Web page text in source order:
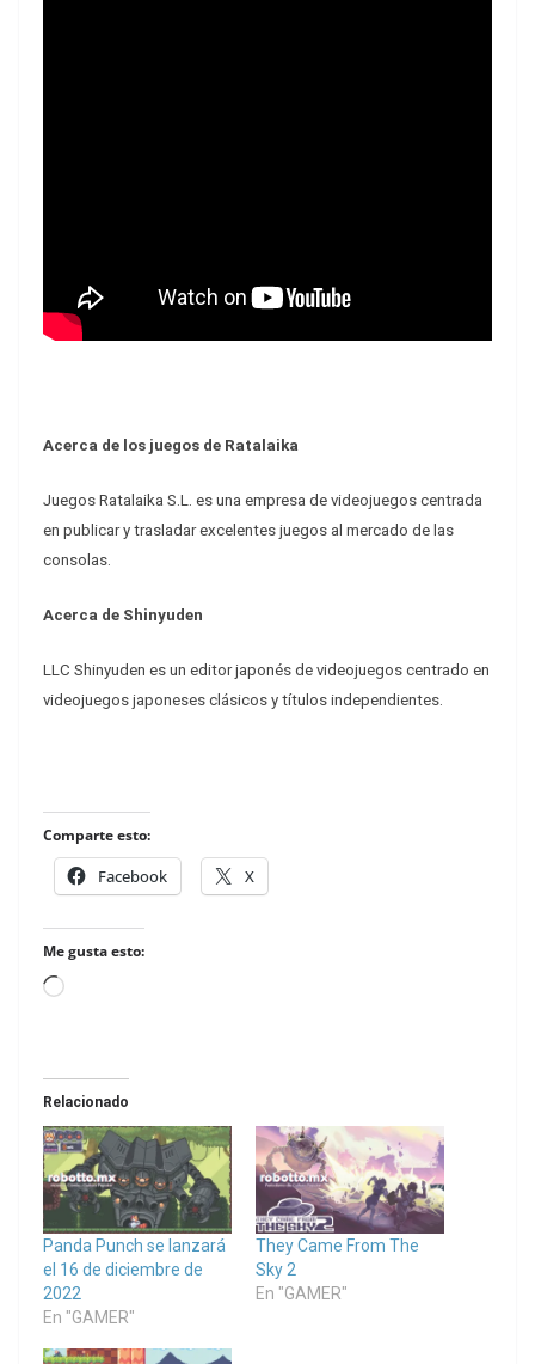
Acerca de los juegos de Ratalaika
Juegos Ratalaika S.L. es una empresa de videojuegos centrada
en publicar y trasladar excelentes juegos al mercado de las
consolas.
Acerca de Shinyuden
LLC Shinyuden es un editor japonés de videojuegos centrado en
videojuegos japoneses clásicos y títulos independientes.
Comparte esto:
Facebook X
Me gusta esto:
Loading…
Relacionado
Panda Punch se lanzará
el 16 de diciembre de
2022
En "GAMER"
They Came From The
Sky 2
En "GAMER"